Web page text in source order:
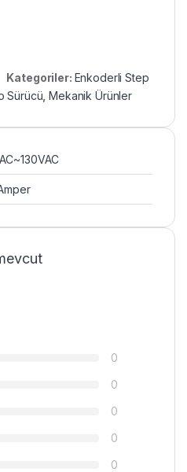
Kategoriler: Enkoderli Step
Sürücü ,Mekanik Ürünler
0
0
0
0
0